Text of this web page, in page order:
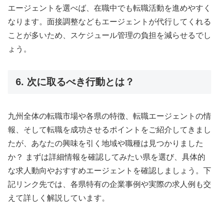
エージェントを選べば、在職中でも転職活動を進めやすく
なります。面接調整などもエージェントが代行してくれる
ことが多いため、スケジュール管理の負担を減らせるでし
ょう。
6. 次に取るべき行動とは？
九州全体の転職市場や各県の特徴、転職エージェントの情
報、そして転職を成功させるポイントをご紹介してきまし
たが、あなたの興味を引く地域や職種は見つかりました
か？ まずは詳細情報を確認してみたい県を選び、具体的
な求人動向やおすすめエージェントを確認しましょう。下
記リンク先では、各県特有の企業事例や実際の求人例も交
えて詳しく解説しています。